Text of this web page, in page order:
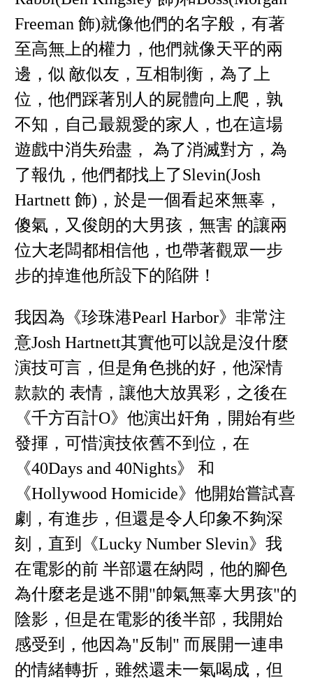
Freeman 飾)就像他們的名字般，有著
至高無上的權力，他們就像天平的兩
邊，似 敵似友，互相制衡，為了上
位，他們踩著別人的屍體向上爬，孰
不知，自己最親愛的家人，也在這場
遊戲中消失殆盡， 為了消滅對方，為
了報仇，他們都找上了Slevin(Josh
Hartnett 飾)，於是一個看起來無辜，
傻氣，又俊朗的大男孩，無害 的讓兩
位大老闆都相信他，也帶著觀眾一步
步的掉進他所設下的陷阱！
我因為《珍珠港Pearl Harbor》非常注
意Josh Hartnett其實他可以說是沒什麼
演技可言，但是角色挑的好，他深情
款款的 表情，讓他大放異彩，之後在
《千方百計O》他演出奸角，開始有些
發揮，可惜演技依舊不到位，在
《40Days and 40Nights》 和
《Hollywood Homicide》他開始嘗試喜
劇，有進步，但還是令人印象不夠深
刻，直到《Lucky Number Slevin》我
在電影的前 半部還在納悶，他的腳色
為什麼老是逃不開"帥氣無辜大男孩"的
陰影，但是在電影的後半部，我開始
感受到，他因為"反制" 而展開一連串
的情緒轉折，雖然還未一氣喝成，但